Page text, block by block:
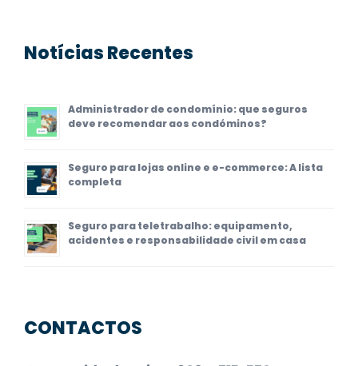
Notícias Recentes
Administrador de condomínio: que seguros
deve recomendar aos condóminos?
Seguro para lojas online e e-commerce: A lista
completa
Seguro para teletrabalho: equipamento,
acidentes e responsabilidade civil em casa
CONTACTOS